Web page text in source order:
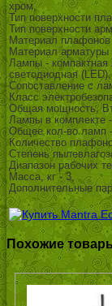
хром,
Тип поверхности
Тип поверхности
Материал
Материал арматуры
Лампы -
светодиодная
Сопоставление с
Класс
Общая мощность,
Лампы в комплекте
Общее кол-во ламп
Количество
Степень
Диапазон рабочих
Масса, кг - 3,
Дополнительные
Похожие